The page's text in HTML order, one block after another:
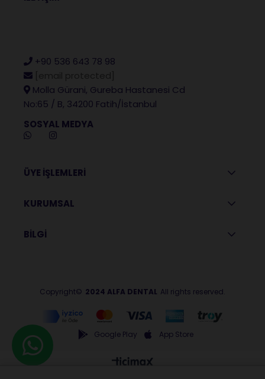
+90 536 643 78 98
Molla Gürani, Gureba Hastanesi Cd
No:65 / B, 34200 Fatih/İstanbul
SOSYAL MEDYA
ÜYE İŞLEMLERİ
KURUMSAL
BİLGİ
Copyright© 2024 ALFA DENTAL All rights reserved.
Google Play App Store